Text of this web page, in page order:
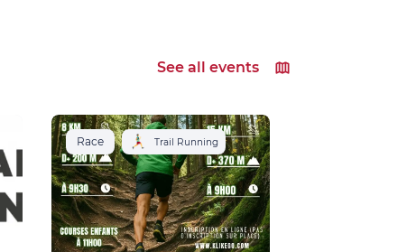
See all events
Race Trail Running